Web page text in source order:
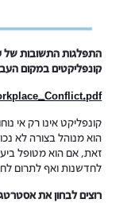
התפלגות התשובות
קונפליקטים במקום
קונפליקט אינו רק אי
הוא מנוהל בצורה לא
זאת, אם הוא מטופל
לחדשנות ואף לתרום
רוצים לבחון את